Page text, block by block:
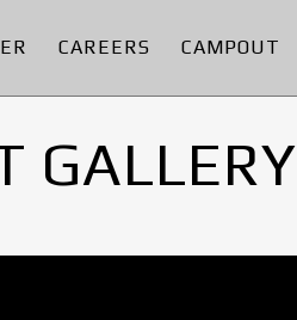
CAREERS CAMPOUT
GALLERY